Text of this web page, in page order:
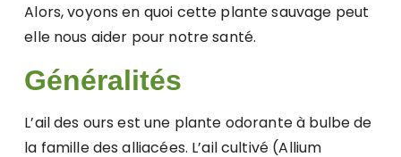
Alors, voyons en quoi cette plante sauvage peut
elle nous aider pour notre santé.
Généralités
L’ail des ours est une plante odorante à bulbe de
la famille des alliacées. L’ail cultivé (Allium